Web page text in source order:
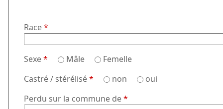
Race*
Sexe* Mâle
Femelle
Castré / stérélisé* non
oui
Perdu sur la commune de*